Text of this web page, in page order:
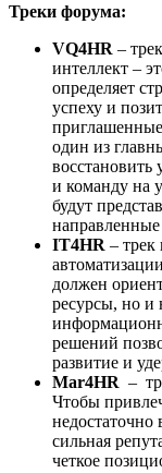
Треки форума:
VQ4HR –
интеллект –
определяет
успеху и
один из
восстановить
и команду на
будут
направленные
IT4HR – трек
должен
ресурсы, но и
решений
развитие и
Mar4HR –
Чтобы
сильная
четкое